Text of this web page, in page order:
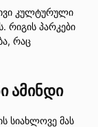
კულტურული
რიგის პარკები
რაც
ამინდი
სიახლოვე მას